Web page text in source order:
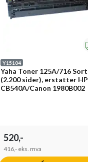
Y15104
Yaha Toner 125A/716 Sort
(2.200 sider), erstatter HP
CB540A/Canon 1980B002
520,-
416,- eks. mva